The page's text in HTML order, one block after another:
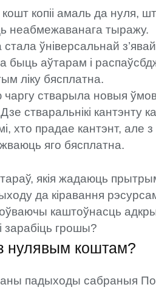
кошт копіі амаль да нуля,
неабмежаванага тыражу.
стала ўніверсальнай
быць аўтарам і
ліку бясплатна.
стварыла новыя
стваральнікі кантэнту
хто прадае кантэнт, але з
яго бясплатна.
якія жадаюць
да кіравання
каштоўнасць
зарабіць грошы?
нулявым коштам?
падыходы сабраныя